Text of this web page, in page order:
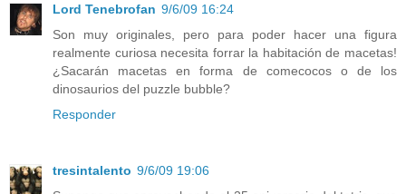
Lord Tenebrofan 9/6/09 16:24
Son muy originales, pero para poder hacer una figura
realmente curiosa necesita forrar la habitación de macetas!
¿Sacarán macetas en forma de comecocos o de los
dinosaurios del puzzle bubble?
Responder
tresintalento 9/6/09 19:06